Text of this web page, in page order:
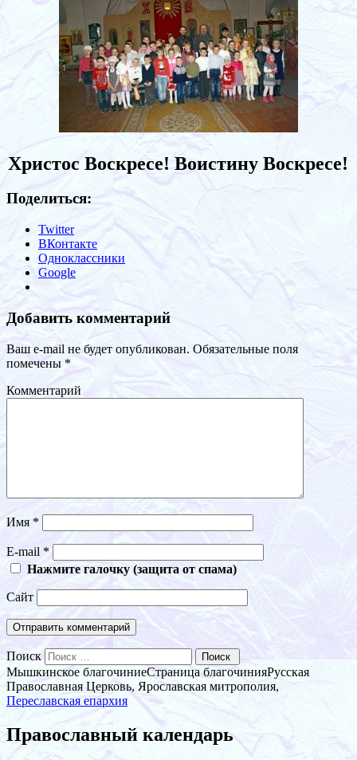
Христос Воскресе! Воистину Воскресе!
Поделиться:
Twitter
ВКонтакте
Одноклассники
Google
Добавить комментарий
Ваш e-mail не будет опубликован. Обязательные поля
помечены *
Комментарий
Имя *
E-mail *
Нажмите галочку (защита от спама)
Сайт
Поиск
Мышкинское благочиниеСтраница благочинияРусская
Православная Церковь, Ярославская митрополия,
Переславская епархия
Православный календарь